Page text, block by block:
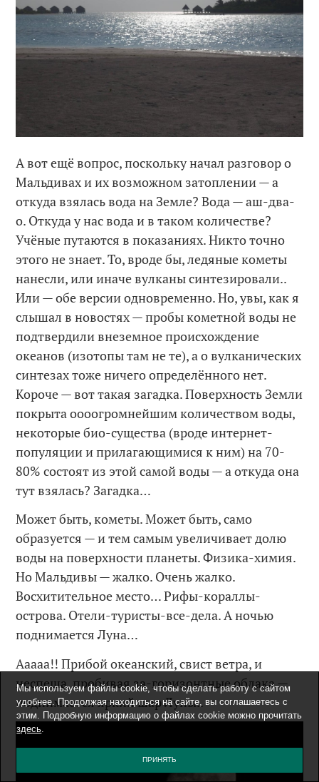
А вот ещё вопрос, поскольку начал разговор о
Мальдивах и их возможном затоплении — а
откуда взялась вода на Земле? Вода — аш-два-
о. Откуда у нас вода и в таком количестве?
Учёные путаются в показаниях. Никто точно
этого не знает. То, вроде бы, ледяные кометы
нанесли, или иначе вулканы синтезировали..
Или — обе версии одновременно. Но, увы, как я
слышал в новостях — пробы кометной воды не
подтвердили внеземное происхождение
океанов (изотопы там не те), а о вулканических
синтезах тоже ничего определённого нет.
Короче — вот такая загадка. Поверхность Земли
покрыта оооогромнейшим количеством воды,
некоторые био-существа (вроде интернет-
популяции и прилагающимися к ним) на 70-
80% состоят из этой самой воды — а откуда она
тут взялась? Загадка…
Может быть, кометы. Может быть, само
образуется — и тем самым увеличивает долю
воды на поверхности планеты. Физика-химия.
Но Мальдивы — жалко. Очень жалко.
Восхитительное место… Рифы-кораллы-
острова. Отели-туристы-все-дела. А ночью
поднимается Луна…
Ааааа!! Прибой океанский, свист ветра, и
неспеша, пробивая за-горизонтные облака —
поднимается яркий шар Луны..
Мы используем файлы cookie, чтобы сделать работу с сайтом
удобнее. Продолжая находиться на сайте, вы соглашаетесь с
этим. Подробную информацию о файлах cookie можно прочитать
здесь.
ПРИНЯТЬ